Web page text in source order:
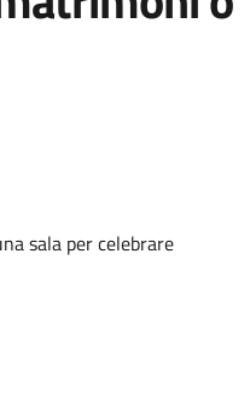
sala per celebrare